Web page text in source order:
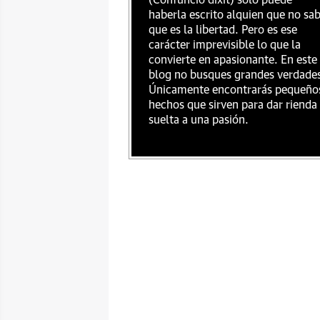
haberla escrito alquien que no
que es la libertad. Pero es ese
carácter imprevisible lo que la
convierte en apasionante. En este
blog no busques grandes
Únicamente encontrarás
hechos que sirven para dar rienda
suelta a una pasión.